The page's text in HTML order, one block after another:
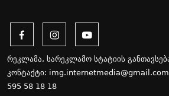
რეკლამა, სარეკლამო სტატიის
კონტაქტი: img.internetmedia@gmail.com
595 58 18 18